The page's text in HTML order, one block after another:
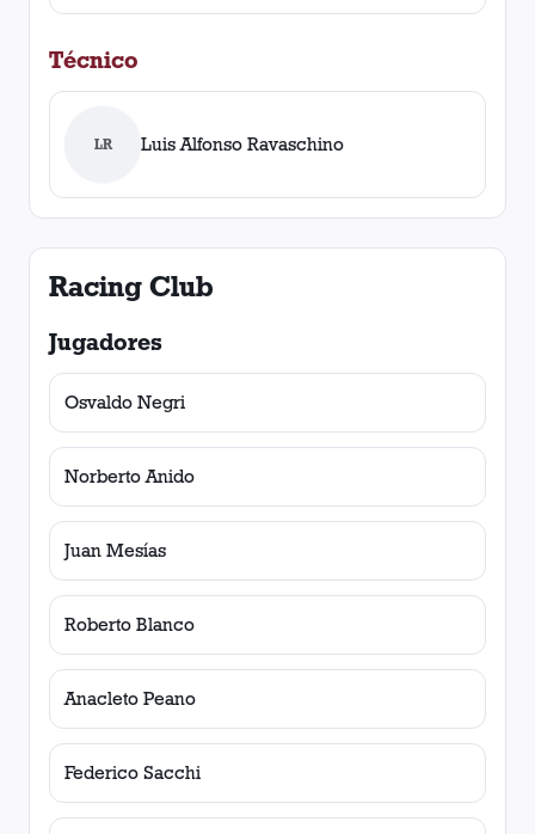
Técnico
LR Luis Alfonso Ravaschino
Racing Club
Jugadores
Osvaldo Negri
Norberto Anido
Juan Mesías
Roberto Blanco
Anacleto Peano
Federico Sacchi